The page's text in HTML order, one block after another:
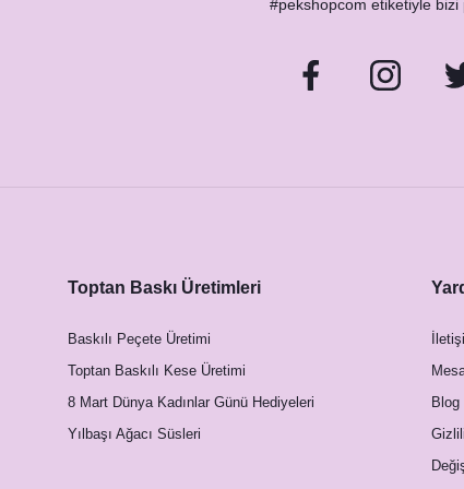
#pekshopcom etiketiyle bizi
Toptan Baskı Üretimleri
Baskılı Peçete Üretimi
Toptan Baskılı Kese Üretimi
8 Mart Dünya Kadınlar Günü Hediyeleri
Yılbaşı Ağacı Süsleri
Blog